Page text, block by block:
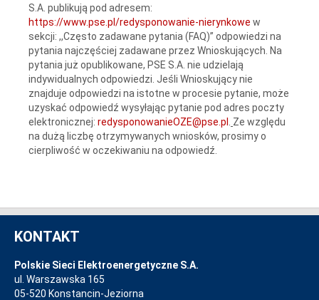
S.A. publikują pod adresem:
https://www.pse.pl/redysponowanie-nierynkowe w
sekcji: ,,Często zadawane pytania (FAQ)” odpowiedzi na
pytania najczęściej zadawane przez Wnioskujących. Na
pytania już opublikowane, PSE S.A. nie udzielają
indywidualnych odpowiedzi. Jeśli Wnioskujący nie
znajduje odpowiedzi na istotne w procesie pytanie, może
uzyskać odpowiedź wysyłając pytanie pod adres poczty
elektronicznej: redysponowanieOZE@pse.pl
Ze względu
na dużą liczbę otrzymywanych wniosków, prosimy o
cierpliwość w oczekiwaniu na odpowiedź.
KONTAKT
Polskie Sieci Elektroenergetyczne S.A.
ul. Warszawska 165
05-520 Konstancin-Jeziorna